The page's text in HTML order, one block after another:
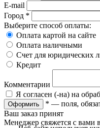
E-mail
Город *
Выберите способ оплаты:
Оплата картой на сайте
Оплата наличными
Счет для юридических
Кредит
Комментарии
Я согласен (-на) на
Оформить * — поля,
Ваш заказ принят
Менеджер свяжется с вами